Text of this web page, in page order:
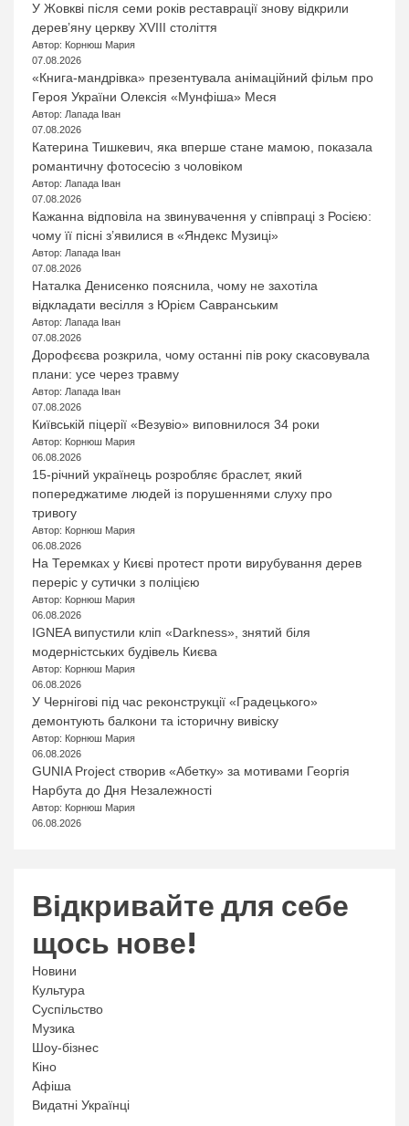
У Жовкві після семи років реставрації знову відкрили
дерев’яну церкву XVIII століття
Автор: Корнюш Мария
07.08.2026
«Книга-мандрівка» презентувала анімаційний фільм про
Героя України Олексія «Мунфіша» Меся
Автор: Лапада Іван
07.08.2026
Катерина Тишкевич, яка вперше стане мамою, показала
романтичну фотосесію з чоловіком
Автор: Лапада Іван
07.08.2026
Кажанна відповіла на звинувачення у співпраці з Росією:
чому її пісні з’явилися в «Яндекс Музиці»
Автор: Лапада Іван
07.08.2026
Наталка Денисенко пояснила, чому не захотіла
відкладати весілля з Юрієм Савранським
Автор: Лапада Іван
07.08.2026
Дорофєєва розкрила, чому останні пів року скасовувала
плани: усе через травму
Автор: Лапада Іван
07.08.2026
Київській піцерії «Везувіо» виповнилося 34 роки
Автор: Корнюш Мария
06.08.2026
15-річний українець розробляє браслет, який
попереджатиме людей із порушеннями слуху про
тривогу
Автор: Корнюш Мария
06.08.2026
На Теремках у Києві протест проти вирубування дерев
переріс у сутички з поліцією
Автор: Корнюш Мария
06.08.2026
IGNEA випустили кліп «Darkness», знятий біля
модерністських будівель Києва
Автор: Корнюш Мария
06.08.2026
У Чернігові під час реконструкції «Градецького»
демонтують балкони та історичну вивіску
Автор: Корнюш Мария
06.08.2026
GUNIA Project створив «Абетку» за мотивами Георгія
Нарбута до Дня Незалежності
Автор: Корнюш Мария
06.08.2026
Відкривайте для себе
щось нове!
Новини
Культура
Суспільство
Музика
Шоу-бізнес
Кіно
Афіша
Видатні Українці